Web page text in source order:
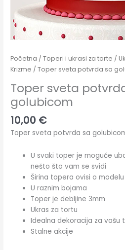
Početna /Toperi i ukrasi za torte /
Krizme / Toper sveta potvrda sa
Toper sveta
golubicom
10,00 €
Toper sveta potvrda sa
U svaki toper je moguće
nešto što vam se svidi
Širina topera ovisi o
U raznim bojama
Toper je debljine 3mm
Ukras za tortu
Idealna dekoracija za vašu
Stalne akcije